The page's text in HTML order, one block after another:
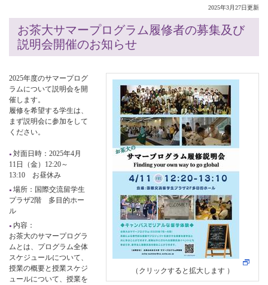
2025年3月27日更新
お茶大サマープログラム履修者の募集及び
説明会開催のお知らせ
（クリックすると拡大します ）
2025年度のサマープログ
ラムについて説明会を開
催します。
履修を希望する学生は、
まず説明会に参加をして
ください。
対面日時： 2025年4月
11日（金） 12:20～
13:10 お昼休み
場所：国際交流留学生
プラザ2階 多目的ホー
ル
内容：
お茶大のサマープログラ
ムとは、プログラム全体
スケジュールについて、
授業の概要と授業スケジ
ュールについて、授業を